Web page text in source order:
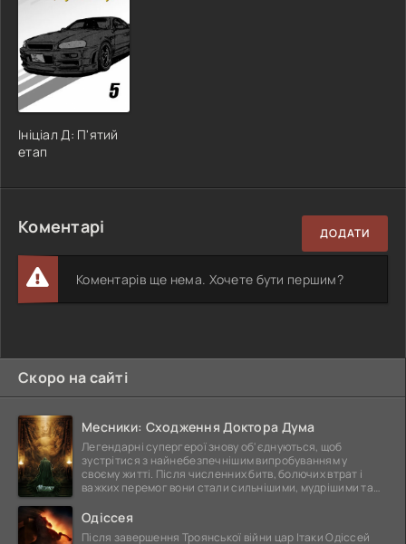
Ініціал Д: П'ятий
етап
Коментарі ДОДАТИ
Коментарів ще нема. Хочете бути першим?
Скоро на сайті
Месники: Сходження Доктора Дума
Легендарні супергерої знову об'єднуються, щоб
зустрітися з найнебезпечнішим випробуванням у
своєму житті. Після численних битв, болючих втрат і
важких перемог вони стали сильнішими, мудрішими та
Одіссея
Після завершення Троянської війни цар Ітаки Одіссей